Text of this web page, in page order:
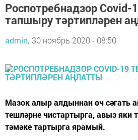
Роспотребнадзор Covid-
тапшыру тәртипләрен
admin, 30 ноябрь 2020 - 08:50
Мазок алыр алдыннан өч сәгать
тешләрне чистартырга, авыз яки
тәмәке тартырга ярамый.